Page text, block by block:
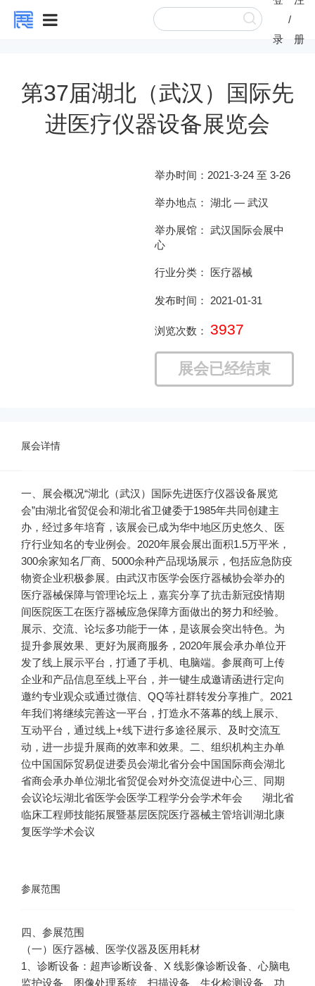
录
/
册
第37届湖北（武汉）国际先
进医疗仪器设备展览会
举办时间： 2021-3-24 至 3-26
举办地点： 湖北 — 武汉
举办展馆： 武汉国际会展中
心
行业分类： 医疗器械
发布时间： 2021-01-31
浏览次数： 3937
展会已经结束
展会详情
一、展会概况“湖北（武汉）国际先进医疗仪器设备展览
会”由湖北省贸促会和湖北省卫健委于1985年共同创建主
办，经过多年培育，该展会已成为华中地区历史悠久、医
疗行业知名的专业例会。2020年展会展出面积1.5万平米，
300余家知名厂商、5000余种产品现场展示，包括应急防疫
物资企业积极参展。由武汉市医学会医疗器械协会举办的
医疗器械保障与管理论坛上，嘉宾分享了抗击新冠疫情期
间医院医工在医疗器械应急保障方面做出的努力和经验。
展示、交流、论坛多功能于一体，是该展会突出特色。 为
提升参展效果、更好为展商服务，2020年展会承办单位开
发了线上展示平台，打通了手机、电脑端。参展商可上传
企业和产品信息至线上平台，并一键生成邀请函进行定向
邀约专业观众或通过微信、QQ等社群转发分享推广。2021
年我们将继续完善这一平台，打造永不落幕的线上展示、
互动平台，通过线上+线下进行多途径展示、及时交流互
动，进一步提升展商的效率和效果。
二、组织机构主办单
位中国国际贸易促进委员会湖北省分会中国国际商会湖北
省商会承办单位湖北省贸促会对外交流促进中心三、同期
会议论坛湖北省医学会医学工程学分会学术年会 湖北省
临床工程师技能拓展暨基层医院医疗器械主管培训 湖北康
复医学学术会议
参展范围
四、参展范围
（一）医疗器械、医学仪器及医用耗材
1、诊断设备：超声诊断设备、X 线影像诊断设备、心脑电
监护设备、图像处理系统、扫描设备、生化检测设备、功